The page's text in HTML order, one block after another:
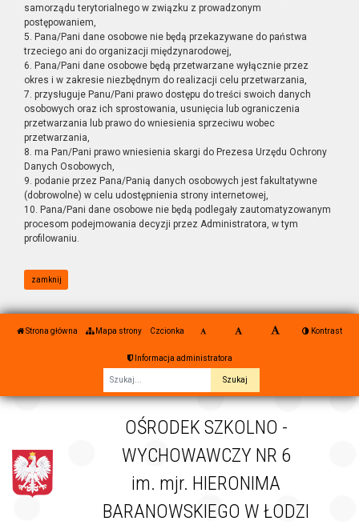
samorządu terytorialnego w związku z prowadzonym
postępowaniem,
5. Pana/Pani dane osobowe nie będą przekazywane do państwa
trzeciego ani do organizacji międzynarodowej,
6. Pana/Pani dane osobowe będą przetwarzane wyłącznie przez
okres i w zakresie niezbędnym do realizacji celu przetwarzania,
7. przysługuje Panu/Pani prawo dostępu do treści swoich danych
osobowych oraz ich sprostowania, usunięcia lub ograniczenia
przetwarzania lub prawo do wniesienia sprzeciwu wobec
przetwarzania,
8. ma Pan/Pani prawo wniesienia skargi do Prezesa Urzędu Ochrony
Danych Osobowych,
9. podanie przez Pana/Panią danych osobowych jest fakultatywne
(dobrowolne) w celu udostępnienia strony internetowej,
10. Pana/Pani dane osobowe nie będą podlegały zautomatyzowanym
procesom podejmowania decyzji przez Administratora, w tym
profilowaniu.
zamknij
Strona główna Mapa strony Czcionka Kontrast
Informacja administratora
OŚRODEK SZKOLNO -
WYCHOWAWCZY NR 6
im. mjr. HIERONIMA
BARANOWSKIEGO W ŁODZI